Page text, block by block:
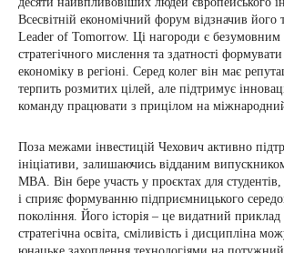
Всесвітній економічний форум відзначив його
Leader of Tomorrow. Ці нагороди є
стратегічного мислення та здатності
економіку в регіоні. Серед колег він має
терпить розмитих цілей, але підтримує
команду працювати з прицілом на
Поза межами інвестицій Чехович активно
ініціативи, залишаючись відданим
MBA. Він бере участь у проєктах для студентів,
і сприяє формуванню підприємницького
покоління. Його історія – це видатний приклад
стратегічна освіта, сміливість і дисципліна